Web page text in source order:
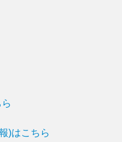
)はこちら